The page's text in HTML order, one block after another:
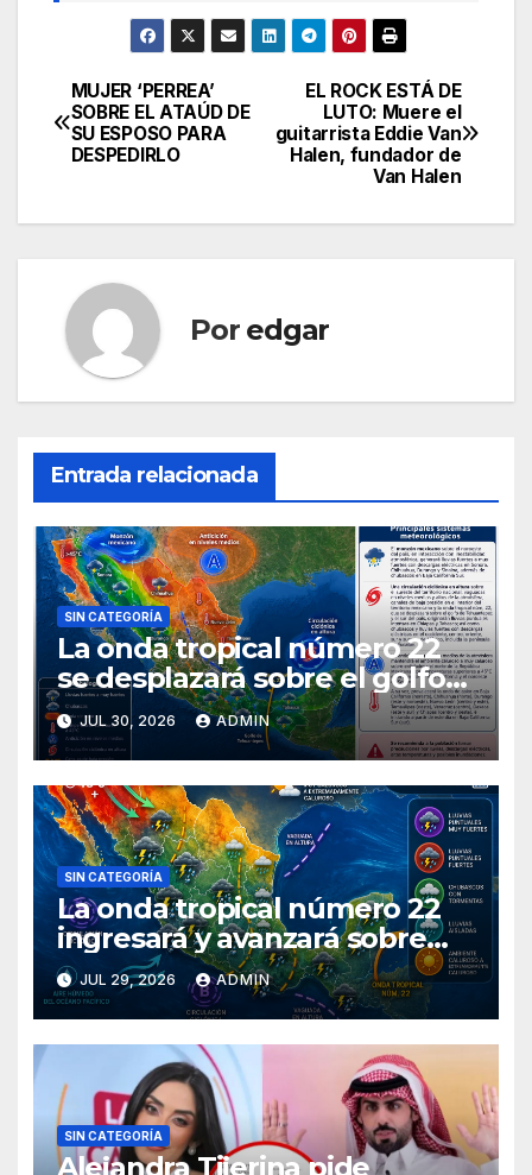
Navegación
de
EL ROCK ESTÁ DE
LUTO: Muere el
guitarrista Eddie Van
Halen, fundador de
Van Halen
MUJER ‘PERREA’
SOBRE EL ATAÚD DE
SU ESPOSO PARA
DESPEDIRLO
Por edgar
Entrada relacionada
SIN CATEGORÍA
La onda tropical número 22
se desplazará sobre el golfo
de Tehuantepec y el sur del
país
JUL 30, 2026 ADMIN
SIN CATEGORÍA
La onda tropical número 22
ingresará y avanzará sobre
México
JUL 29, 2026 ADMIN
SIN CATEGORÍA
Alejandra Tijerina pide